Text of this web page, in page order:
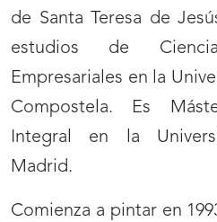
de Santa Teresa de
estudios de
Empresariales en la
Compostela. Es
Integral en la
Madrid.
Comienza a pintar en